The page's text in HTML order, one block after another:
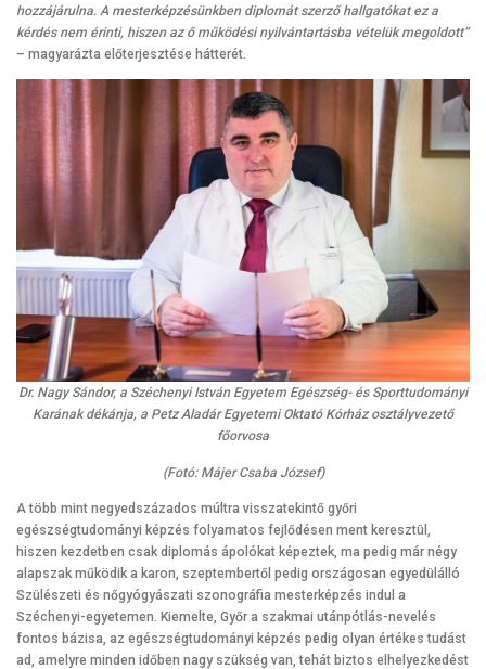
hozzájárulna. A mesterképzésünkben diplomát szerző hallgatókat ez a
kérdés nem érinti, hiszen az ő működési nyilvántartásba vételük megoldott”
– magyarázta előterjesztése hátterét.
Dr. Nagy Sándor, a Széchenyi István Egyetem Egészség- és Sporttudományi
Karának dékánja, a Petz Aladár Egyetemi Oktató Kórház osztályvezető
főorvosa
(Fotó: Májer Csaba József)
A több mint negyedszázados múltra visszatekintő győri
egészségtudományi képzés folyamatos fejlődésen ment keresztül,
hiszen kezdetben csak diplomás ápolókat képeztek, ma pedig már négy
alapszak működik a karon, szeptembertől pedig országosan egyedülálló
Szülészeti és nőgyógyászati szonográfia mesterképzés indul a
Széchenyi-egyetemen. Kiemelte, Győr a szakmai utánpótlás-nevelés
fontos bázisa, az egészségtudományi képzés pedig olyan értékes tudást
ad, amelyre minden időben nagy szükség van, tehát biztos elhelyezkedést